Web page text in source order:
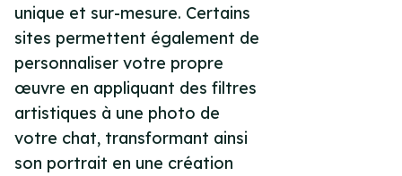
unique et sur-mesure. Certains
sites permettent également de
personnaliser votre propre
œuvre en appliquant des filtres
artistiques à une photo de
votre chat, transformant ainsi
son portrait en une création